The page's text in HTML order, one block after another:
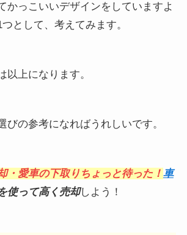
かっこいいデザインをしていますよ
として、考えてみます。
以上になります。
びの参考になればうれしいです。
・愛車の下取りちょっと待った！ 車
使って高く売却しよう！